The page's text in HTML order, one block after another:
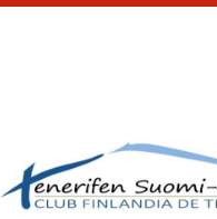
Tenerifen